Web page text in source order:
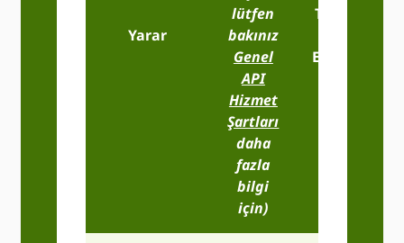
Yarar
lütfen
bakınız
Genel
API
Hizmet
Şartları
daha
fazla
bilgi
için)
Temel
Erişimi